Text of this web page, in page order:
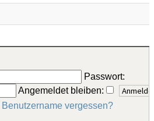
Passwort:
Angemeldet bleiben:
Benutzername vergessen?